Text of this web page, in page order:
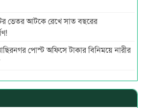
ভেতর আটকে রেখে সাত বছরের
পোস্ট অফিসে টাকার বিনিময়ে নারীর